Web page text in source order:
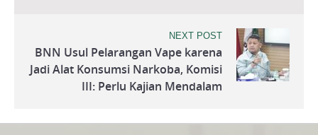
NEXT POST
BNN Usul Pelarangan Vape karena
Jadi Alat Konsumsi Narkoba, Komisi
III: Perlu Kajian Mendalam